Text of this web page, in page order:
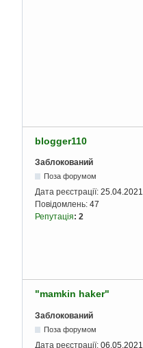
blogger110
Заблокований
Поза форумом
Дата реєстрації: 25.04.2021
Повідомлень: 47
Репутація: 2
"mamkin haker"
Заблокований
Поза форумом
Дата реєстрації: 06.05.2021